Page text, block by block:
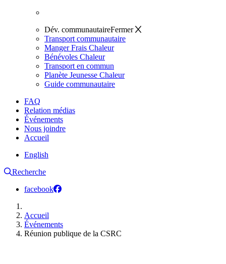
Dév. communautaireFermer
Transport communautaire
Manger Frais Chaleur
Bénévoles Chaleur
Transport en commun
Planète Jeunesse Chaleur
Guide communautaire
FAQ
Relation médias
Événements
Nous joindre
Accueil
English
Recherche
facebook
Accueil
Événements
Réunion publique de la CSRC